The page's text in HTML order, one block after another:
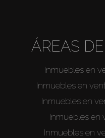
ÁREAS
Inmuebles en
Inmuebles en
Inmuebles en
Inmuebles en
Inmuebles en